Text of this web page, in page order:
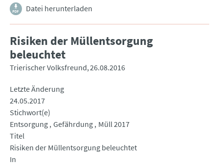
Datei herunterladen
Risiken der Müllentsorgung
beleuchtet
Trierischer Volksfreund 26.08.2016
Letzte Änderung
24.05.2017
Stichwort(e)
Entsorgung Gefährdung Müll 2017
Titel
Risiken der Müllentsorgung beleuchtet
In